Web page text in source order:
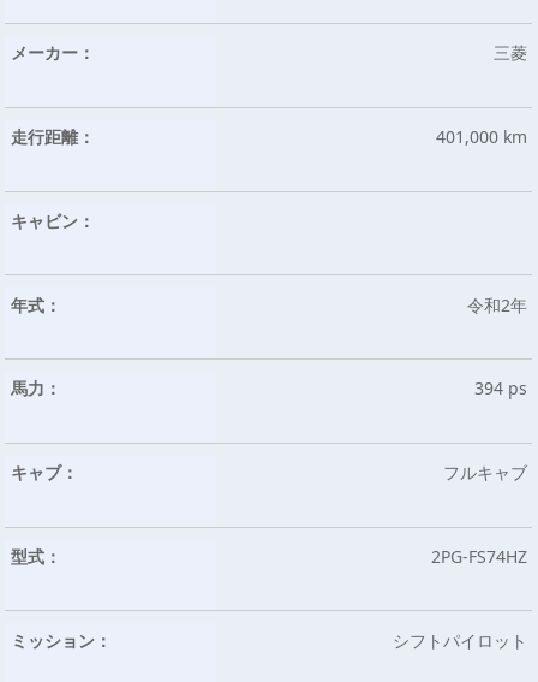
メーカー： 三菱
走行距離： 401,000 km
キャビン：
年式： 令和2年
馬力： 394 ps
キャブ： フルキャブ
型式： 2PG-FS74HZ
ミッション： シフトパイロット